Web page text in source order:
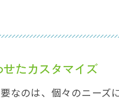
たカスタマイズ
なのは、個々のニーズ